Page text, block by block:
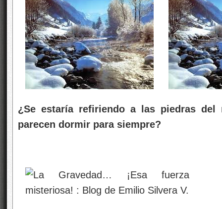
¿Se estaría refiriendo a las piedras del
parecen dormir para siempre?